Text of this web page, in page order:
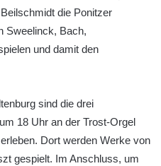
die Ponitzer
Sweelinck, Bach,
und damit den
sind die drei
18 Uhr an der Trost-Orgel
Dort werden Werke von
gespielt. Im Anschluss, um